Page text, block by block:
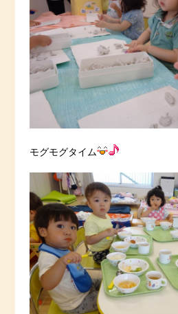
モグモグタイム